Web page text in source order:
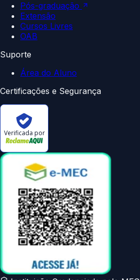
Pós-graduação
Extensão
Cursos Livres
OAB
Suporte
Área do Aluno
Certificações e Segurança
Verificada por